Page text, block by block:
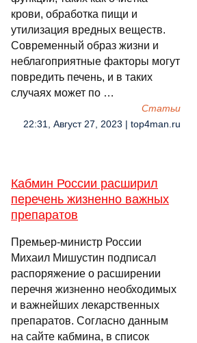
крови, обработка пищи и
утилизация вредных веществ.
Современный образ жизни и
неблагоприятные факторы могут
повредить печень, и в таких
случаях может по …
Cтатьи
22:31, Август 27, 2023 | top4man.ru
Кабмин России расширил
перечень жизненно важных
препаратов
Премьер-министр России
Михаил Мишустин подписал
распоряжение о расширении
перечня жизненно необходимых
и важнейших лекарственных
препаратов. Согласно данным
на сайте кабмина, в список